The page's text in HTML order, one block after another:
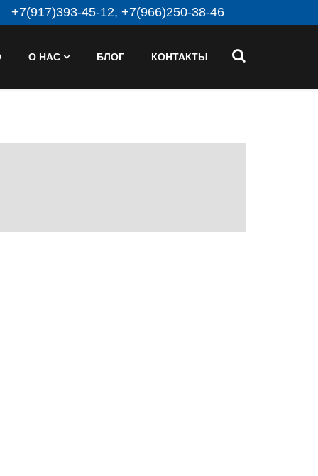
+7(917)393-45-12, +7(966)250-38-46
О НАС БЛОГ КОНТАКТЫ